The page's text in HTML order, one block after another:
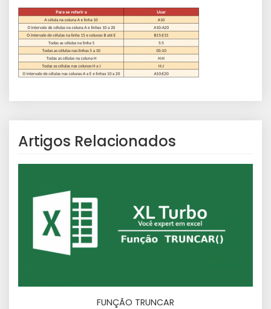
Artigos Relacionados
FUNÇÃO TRUNCAR